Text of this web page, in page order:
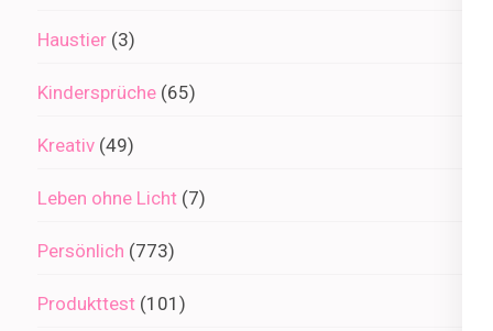
Haustier (3)
Kindersprüche (65)
Kreativ (49)
Leben ohne Licht (7)
Persönlich (773)
Produkttest (101)